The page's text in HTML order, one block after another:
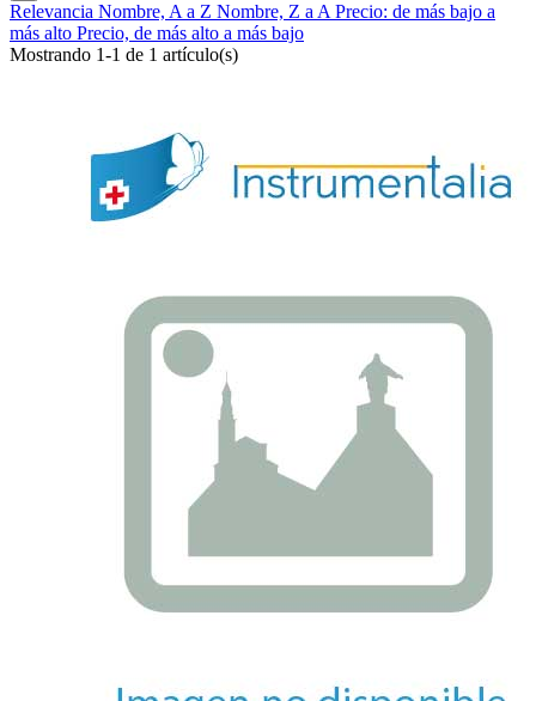
Relevancia Nombre, A a Z Nombre, Z a A Precio: de más bajo a
más alto Precio, de más alto a más bajo
Mostrando 1-1 de 1 artículo(s)